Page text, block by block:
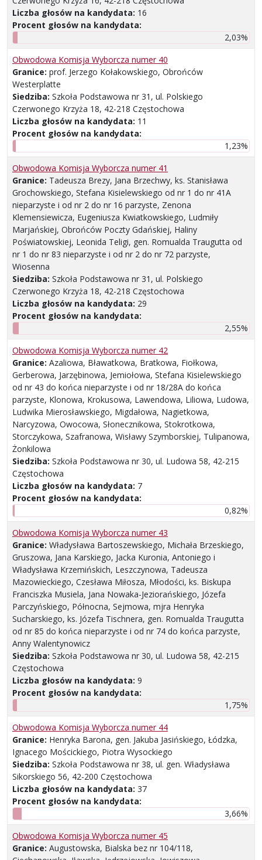
Liczba głosów na kandydata: 16
Procent głosów na kandydata:
2,03%
Obwodowa Komisja Wyborcza numer 40
Granice: prof. Jerzego Kołakowskiego, Obrońców
Westerplatte
Siedziba: Szkoła Podstawowa nr 31, ul. Polskiego
Czerwonego Krzyża 18, 42-218 Częstochowa
Liczba głosów na kandydata: 11
Procent głosów na kandydata:
1,23%
Obwodowa Komisja Wyborcza numer 41
Granice: Tadeusza Brezy, Jana Brzechwy, ks. Stanisława
Grochowskiego, Stefana Kisielewskiego od nr 1 do nr 41A
nieparzyste i od nr 2 do nr 16 parzyste, Zenona
Klemensiewicza, Eugeniusza Kwiatkowskiego, Ludmiły
Marjańskiej, Obrońców Poczty Gdańskiej, Haliny
Poświatowskiej, Leonida Teligi, gen. Romualda Traugutta od
nr 1 do nr 83 nieparzyste i od nr 2 do nr 72 parzyste,
Wiosenna
Siedziba: Szkoła Podstawowa nr 31, ul. Polskiego
Czerwonego Krzyża 18, 42-218 Częstochowa
Liczba głosów na kandydata: 29
Procent głosów na kandydata:
2,55%
Obwodowa Komisja Wyborcza numer 42
Granice: Azaliowa, Bławatkowa, Bratkowa, Fiołkowa,
Gerberowa, Jarzębinowa, Jemiołowa, Stefana Kisielewskiego
od nr 43 do końca nieparzyste i od nr 18/28A do końca
parzyste, Klonowa, Krokusowa, Lawendowa, Liliowa, Ludowa,
Ludwika Mierosławskiego, Migdałowa, Nagietkowa,
Narcyzowa, Owocowa, Słonecznikowa, Stokrotkowa,
Storczykowa, Szafranowa, Wisławy Szymborskiej, Tulipanowa,
Żonkilowa
Siedziba: Szkoła Podstawowa nr 30, ul. Ludowa 58, 42-215
Częstochowa
Liczba głosów na kandydata: 7
Procent głosów na kandydata:
0,82%
Obwodowa Komisja Wyborcza numer 43
Granice: Władysława Bartoszewskiego, Michała Brzeskiego,
Gruszowa, Jana Karskiego, Jacka Kuronia, Antoniego i
Władysława Krzemińskich, Leszczynowa, Tadeusza
Mazowieckiego, Czesława Miłosza, Młodości, ks. Biskupa
Franciszka Musiela, Jana Nowaka-Jeziorańskiego, Józefa
Parczyńskiego, Północna, Sejmowa, mjra Henryka
Sucharskiego, ks. Józefa Tischnera, gen. Romualda Traugutta
od nr 85 do końca nieparzyste i od nr 74 do końca parzyste,
Anny Walentynowicz
Siedziba: Szkoła Podstawowa nr 30, ul. Ludowa 58, 42-215
Częstochowa
Liczba głosów na kandydata: 9
Procent głosów na kandydata:
1,75%
Obwodowa Komisja Wyborcza numer 44
Granice: Henryka Barona, gen. Jakuba Jasińskiego, Łódzka,
Ignacego Mościckiego, Piotra Wysockiego
Siedziba: Szkoła Podstawowa nr 38, ul. gen. Władysława
Sikorskiego 56, 42-200 Częstochowa
Liczba głosów na kandydata: 37
Procent głosów na kandydata:
3,66%
Obwodowa Komisja Wyborcza numer 45
Granice: Augustowska, Bialska bez nr 104/118,